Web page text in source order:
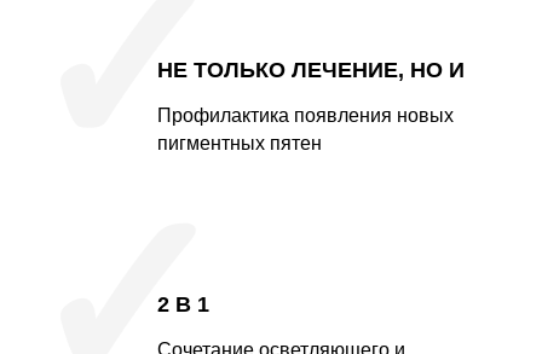
НЕ ТОЛЬКО ЛЕЧЕНИЕ, НО И
Профилактика появления новых
пигментных пятен
✓
2 В 1
Сочетание осветляющего и